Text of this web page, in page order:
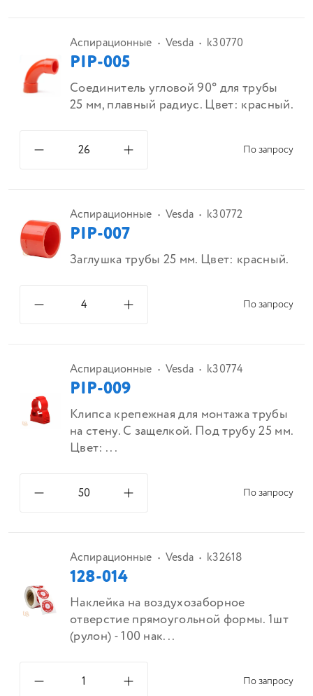
Аспирационные Vesda k30770
PIP-005
Соединитель угловой 90° для трубы
25 мм, плавный радиус. Цвет: красный.
По запросу
Аспирационные Vesda k30772
PIP-007
Заглушка трубы 25 мм. Цвет: красный.
По запросу
Аспирационные Vesda k30774
PIP-009
Клипса крепежная для монтажа трубы
на стену. С защелкой. Под трубу 25 мм.
Цвет: ...
По запросу
Аспирационные Vesda k32618
128-014
Наклейка на воздухозаборное
отверстие прямоугольной формы. 1шт
(рулон) - 100 нак...
По запросу